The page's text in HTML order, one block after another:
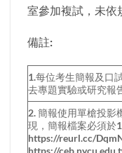
室參加複試，未依
備註:
1.每位考生簡報及口
去專題實驗或研究報
2. 簡報使用單槍投影
現，簡報檔案必須於
https://reurl.cc/